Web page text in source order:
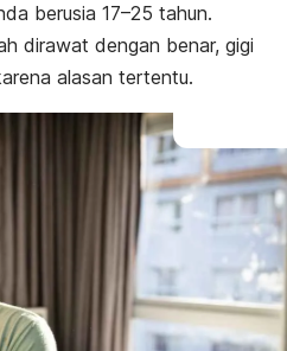
berusia 17–25 tahun.
dirawat dengan benar, gigi
alasan tertentu.